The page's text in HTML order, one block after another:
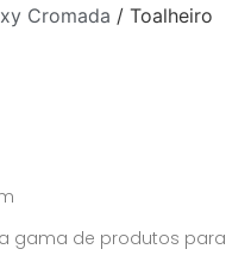
Cromada / Toalheiro
gama de produtos para